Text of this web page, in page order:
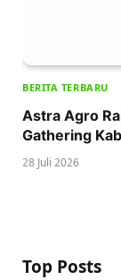
BERITA TERBARU
Astra Agro
Gathering
28 Juli 2026
Top Posts